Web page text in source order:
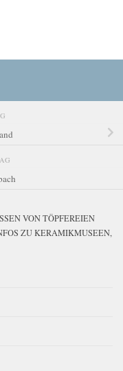
VON TÖPFEREIEN
ZU KERAMIKMUSEEN,